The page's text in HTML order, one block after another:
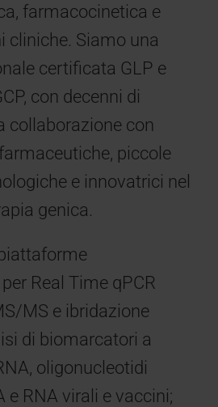
farmacocinetica e
cliniche. Siamo una
certificata GLP e
con decenni di
collaborazione con
piccole
e innovatrici nel
genica.
Real Time qPCR
MS e ibridazione
di biomarcatori a
oligonucleotidi
e RNA virali e vaccini;